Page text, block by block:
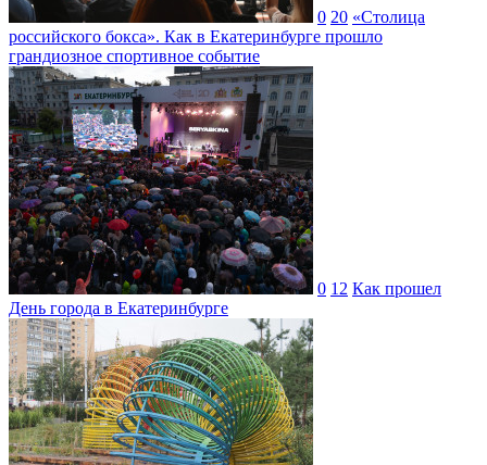
0 20 «Столица
российского бокса». Как в Екатеринбурге прошло
грандиозное спортивное событие
0 12 Как прошел
День города в Екатеринбурге